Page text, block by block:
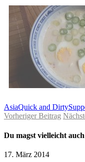
AsiaQuick and Dirty
Vorheriger Beitrag
Du magst vielleicht auch
17. März 2014